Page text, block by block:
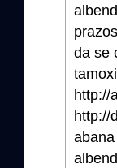
da se
http://
http://